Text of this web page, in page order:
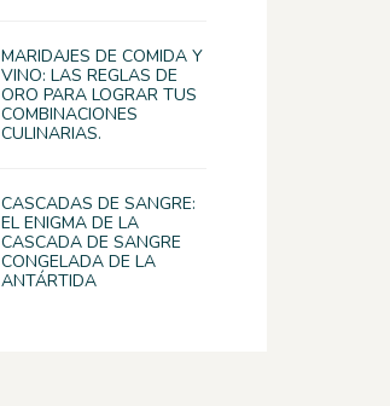
MARIDAJES DE COMIDA Y
VINO: LAS REGLAS DE
ORO PARA LOGRAR TUS
COMBINACIONES
CULINARIAS.
CASCADAS DE SANGRE:
EL ENIGMA DE LA
CASCADA DE SANGRE
CONGELADA DE LA
ANTÁRTIDA